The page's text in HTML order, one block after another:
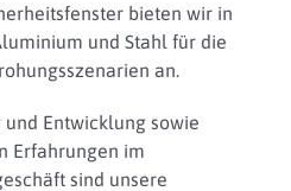
bieten wir in
und Stahl für die
an.
Entwicklung sowie
Erfahrungen im
sind unsere